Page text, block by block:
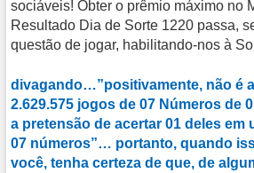
sociáveis! Obter o prêmio máximo no
Resultado Dia de Sorte 1220 passa,
questão de jogar, habilitando-nos à
divagando…”positivamente, não é
2.629.575 jogos de 07 Números de
a pretensão de acertar 01 deles em
07 números”… portanto, quando
você, tenha certeza de que, de